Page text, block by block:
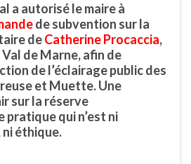
a autorisé le maire à
de subvention sur la
deCatherine Procaccia,
de Marne, afin de
de l’éclairage public des
et Muette. Une
sur la réserve
pratique qui n’est ni
éthique.